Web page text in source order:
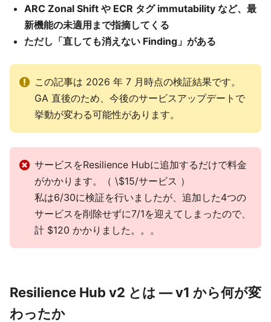
ARC Zonal Shift や ECR タグ immutability など、最
新機能の未適用まで指摘してくる
ただし「直しても消えない Finding」がある
この記事は 2026 年 7 月時点の検証結果です。
GA 直後のため、今後のサービスアップデートで
挙動が変わる可能性があります。
サービスをResilience Hubに追加するだけで料金
がかかります。（ \$15/サービス ）
私は6/30に検証を行いましたが、追加した4つの
サービスを削除せずに7/1を迎えてしまったので、
計 $120 かかりました。。。
Resilience Hub v2 とは — v1 から何が変
わったか